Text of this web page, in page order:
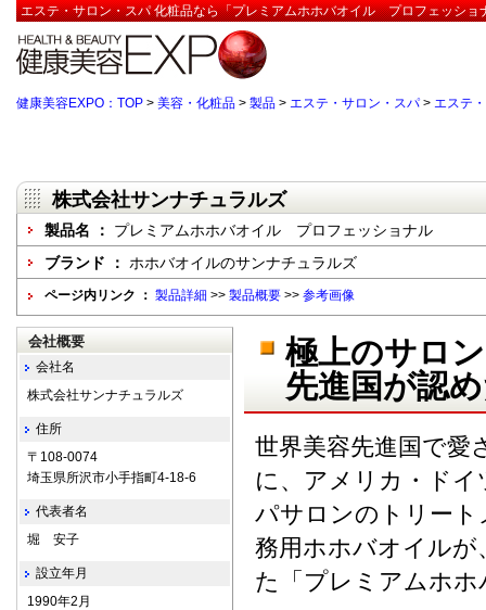
エステ・サロン・スパ 化粧品なら「プレミアムホホバオイル プロフェッショ
健康美容EXPO：TOP > 美容・化粧品 > 製品 > エステ・サロン・スパ> エステ
株式会社サンナチュラルズ
製品名 ： プレミアムホホバオイル プロフェッショナル
ブランド ： ホホバオイルのサンナチュラルズ
ページ内リンク ： 製品詳細 >> 製品概要 >> 参考画像
極上のサロ
先進国が認
世界美容先進国で愛
に、アメリカ・ド
パサロンのトリー
務用ホホバオイルが
た「プレミアムホ
会社概要
会社名
株式会社サンナチュラルズ
住所
〒108-0074
埼玉県所沢市小手指町4-18-6
代表者名
堀 安子
設立年月
1990年2月